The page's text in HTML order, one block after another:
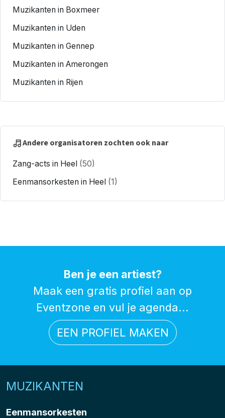
Muzikanten in Boxmeer
Muzikanten in Uden
Muzikanten in Gennep
Muzikanten in Amerongen
Muzikanten in Rijen
Andere organisatoren zochten ook naar
Zang-acts in Heel (50)
Eenmansorkesten in Heel (1)
Ben je een artiest?
Maak een gratis profiel aan op
Eventzone en vul je agenda...
EEN PROFIEL MAKEN
MUZIKANTEN
Eenmansorkesten